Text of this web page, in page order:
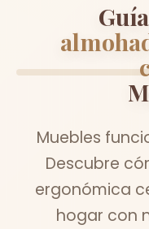
Muebles
Descubre
ergonómica
hogar con